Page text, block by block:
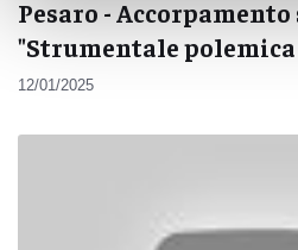
Pesaro -
"Strumentale
12/01/2025